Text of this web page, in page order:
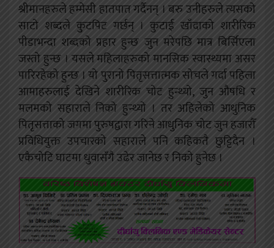
श्रीमानहरुले हम्मेसी हातपात गर्दैनन् । बरु उनीहरुले त्यसको
साटो शब्दले कुुटपिट गर्छन् । कुटाई खाँदाको शारीरिक
पीडाभन्दा शब्दको प्रहार हुन्छ जुन मरेपछि मात्र बिर्सिएला
जस्तो हुन्छ । यसले महिलाहरुको मानसिक स्वास्थ्यमा असर
पारिरहेको हुन्छ । यो पुरानो पितृसत्तात्मक सोचले गर्दा पहिला
आमाहरुलाई देखिने शारीरिक चोट हुन्थ्यो, जुन औषधि र
मलमको सहाराले निको हुन्थ्यो । तर अहिलेको आधुनिक
पितृसत्ताको जगमा पुरुषद्वारा गरिने आधुनिक चोट जुन हजारौँ
प्रविधियुक्त उपचारको सहाराले पनि कहिकतै छुट्टिदैन ।
एकैचोटि घाटमा धुवासँगै उढेर जानेछ र निको हुनेछ ।